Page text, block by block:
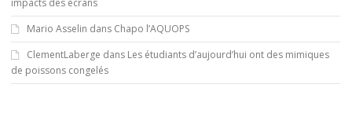
impacts des écrans
Mario Asselin dans Chapo l’AQUOPS
ClementLaberge dans Les étudiants d’aujourd’hui ont des mimiques
de poissons congelés